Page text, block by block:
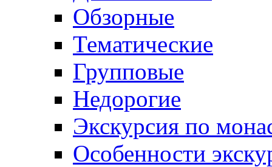
Обзорные
Тематические
Групповые
Недорогие
Экскурсия по
Особенности